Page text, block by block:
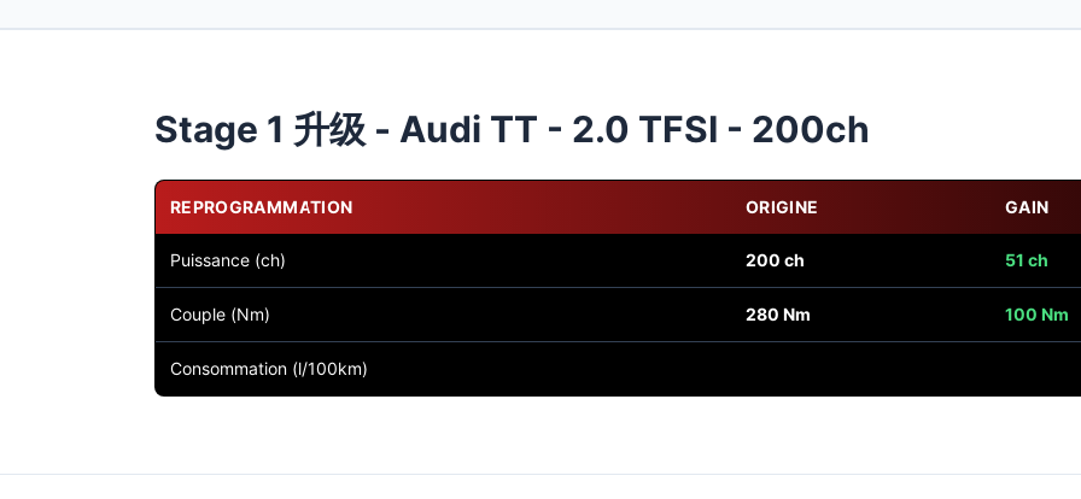
Stage 1 升级 - Audi TT - 2.0 TFSI - 200ch
REPROGRAMMATION ORIGINE GAIN
Puissance (ch) 200 ch 51 ch
Couple (Nm) 280 Nm 100 Nm
Consommation (l/100km)